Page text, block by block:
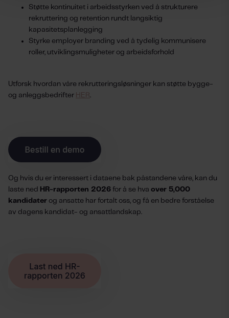
Støtte kontinuitet i arbeidsstyrken ved å strukturere
rekruttering og retention rundt langsiktig
kapasitetsplanlegging
Styrke employer branding ved å tydelig kommunisere
roller, utviklingsmuligheter og arbeidsforhold
Utforsk hvordan våre rekrutteringsløsninger kan støtte bygge-
og anleggsbedrifter HER.
Og hvis du er interessert i dataene bak påstandene våre, kan du
laste ned HR-rapporten 2026 for å se hva over 5,000
kandidater og ansatte har fortalt oss, og få en bedre forståelse
av dagens kandidat- og ansattlandskap.